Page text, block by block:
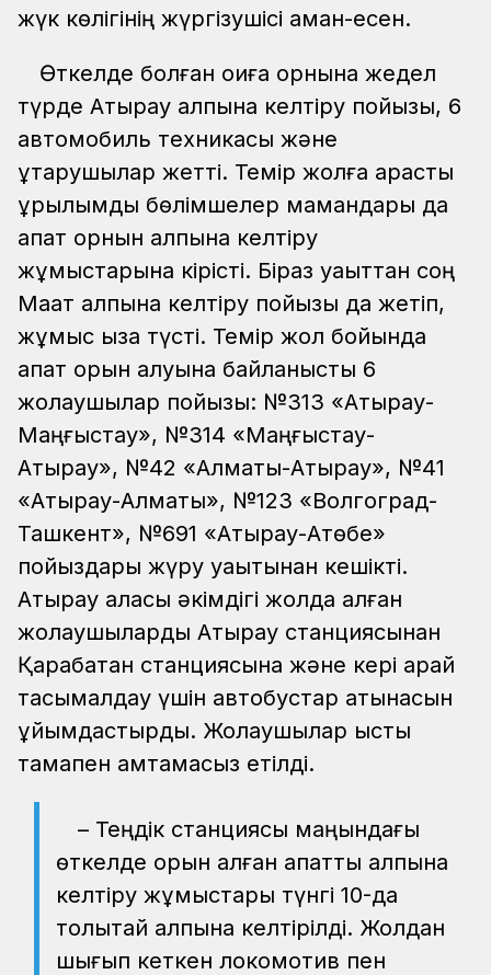
жүк көлігінің жүргізушісі аман-есен.
Өткелде болған оқиға орнына жедел
түрде Атырау қалпына келтіру пойызы, 6
автомобиль техникасы және
құтқарушылар жетті. Темір жолға қарасты
құрылымдық бөлімшелер мамандары да
апат орнын қалпына келтіру
жұмыстарына кірісті. Біраз уақыттан соң
Мақат қалпына келтіру пойызы да жетіп,
жұмыс қыза түсті. Темір жол бойында
апат орын алуына байланысты 6
жолаушылар пойызы: №313 «Атырау-
Маңғыстау», №314 «Маңғыстау-
Атырау», №42 «Алматы-Атырау», №41
«Атырау-Алматы», №123 «Волгоград-
Ташкент», №691 «Атырау-Ақтөбе»
пойыздары жүру уақытынан кешікті.
Атырау қаласы әкімдігі жолда қалған
жолаушыларды Атырау станциясынан
Қарабатан станциясына және кері қарай
тасымалдау үшін автобустар қатынасын
ұйымдастырды. Жолаушылар ыстық
тамақпен қамтамасыз етілді.
– Теңдік станциясы маңындағы
өткелде орын алған апатты қалпына
келтіру жұмыстары түнгі 10-да
толықтай қалпына келтірілді. Жолдан
шығып кеткен локомотив пен